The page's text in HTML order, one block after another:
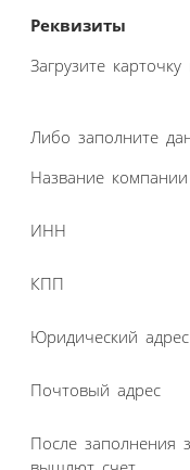
Реквизиты
Загрузите
Либо заполните
Название компании
ИНН
КПП
Юридический адрес
Почтовый адрес
После заполнения